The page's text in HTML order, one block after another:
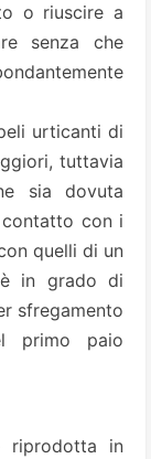
o riuscire a
senza che
urticanti di
tuttavia
sia dovuta
con i
quelli di un
in grado di
sfregamento
primo paio
riprodotta in